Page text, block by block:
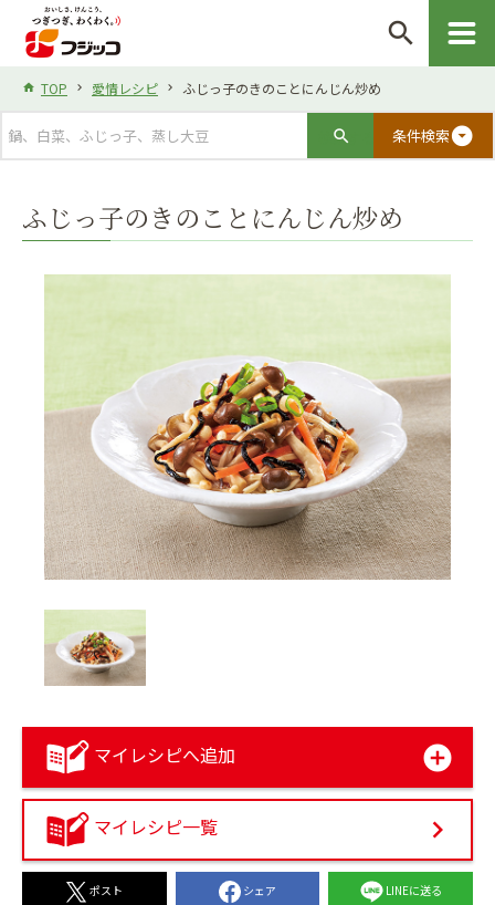
search
TOP 愛情レシピ ふじっ子のきのことにんじん炒め
条件検索arrow_drop_down_circle
ふじっ子のきのことにんじん炒め
マイレシピへ追加
マイレシピ一覧
ポスト シェア LINEに送る